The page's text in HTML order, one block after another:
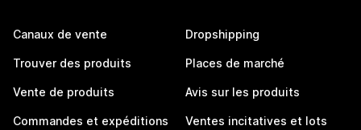
Canaux de vente
Trouver des produits
Vente de produits
Commandes et expéditions
Dropshipping
Places de marché
Avis sur les produits
Ventes incitatives et lots